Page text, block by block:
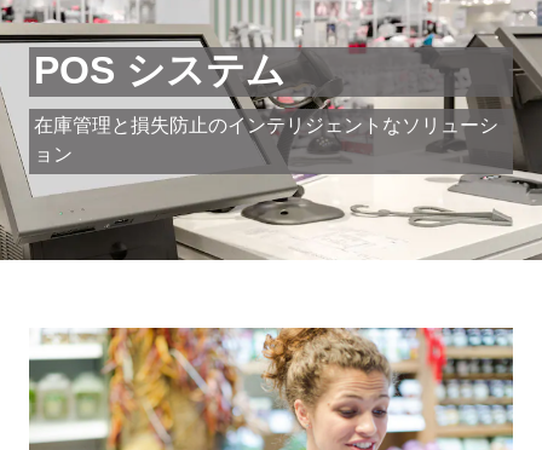
POS システム
在庫管理と損失防止のインテリジェントなソリューシ
ョン